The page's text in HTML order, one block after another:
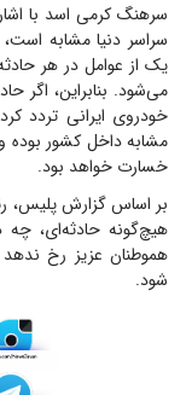
سرهنگ کرمی اسد با
سراسر دنیا مشابه
یک از عوامل در هر
می‌شود. بنابراین، اگر
خودروی ایرانی تردد
مشابه داخل کشور بوده
خسارت خواهد بود.
بر اساس گزارش پلیس،
هیچ‌گونه حادثه‌ای،
هموطنان عزیز رخ
شود.